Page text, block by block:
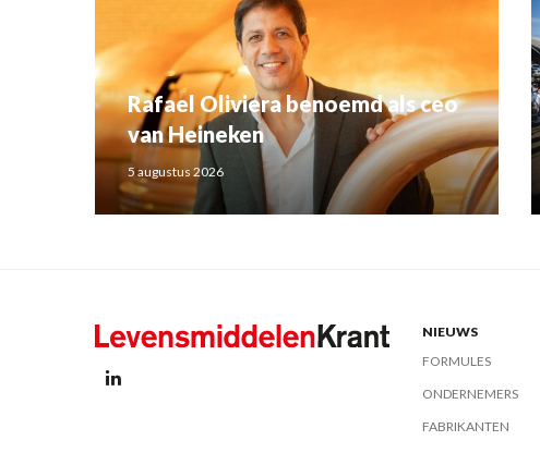
Rafael Oliviera benoemd als ceo
van Heineken
5 augustus 2026
NIEUWS
FORMULES
ONDERNEMERS
FABRIKANTEN